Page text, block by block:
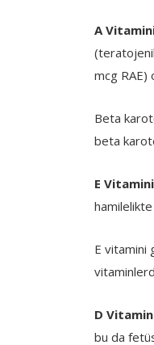
A
mcg RAE)
Beta
beta
E
E vitamini
D
bu da